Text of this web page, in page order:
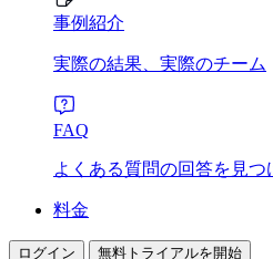
事例紹介
実際の結果、実際のチーム
FAQ
よくある質問の回答を見つ
料金
ログイン 無料トライアルを開始